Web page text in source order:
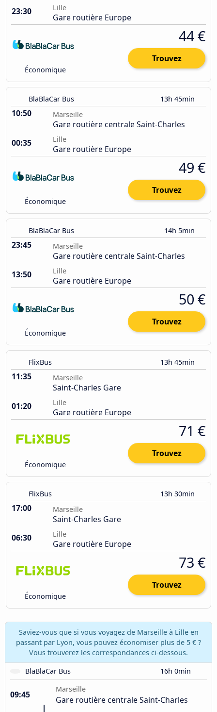
23:30
Lille
Gare routière Europe
Économique
44 €
Trouvez
BlaBlaCar Bus 13h 45min
10:50 Marseille
Gare routière centrale Saint-Charles
00:35
Lille
Gare routière Europe
Économique
49 €
Trouvez
BlaBlaCar Bus 14h 5min
23:45 Marseille
Gare routière centrale Saint-Charles
13:50
Lille
Gare routière Europe
Économique
50 €
Trouvez
FlixBus 13h 45min
11:35 Marseille
Saint-Charles Gare
01:20
Lille
Gare routière Europe
Économique
71 €
Trouvez
FlixBus 13h 30min
17:00 Marseille
Saint-Charles Gare
06:30
Lille
Gare routière Europe
Économique
73 €
Trouvez
Saviez-vous que si vous voyagez de Marseille à Lille en
passant par Lyon, vous pouvez économiser plus de 5 € ?
Vous trouverez les correspondances ci-dessous.
BlaBlaCar Bus
16h 0min
09:45
Marseille
Gare routière centrale Saint-Charles